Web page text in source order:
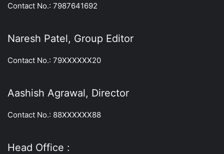
Contact No.: 7987641692
Naresh Patel, Group Editor
Contact No.: 79XXXXXX20
Aashish Agrawal, Director
Contact No.: 88XXXXXX88
Head Office :